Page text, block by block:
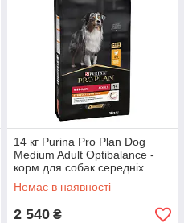
14 кг Purina Pro Plan Dog
Medium Adult Optibalance -
корм для собак середніх
порід з куркою
Немає в наявності
2 540 ₴